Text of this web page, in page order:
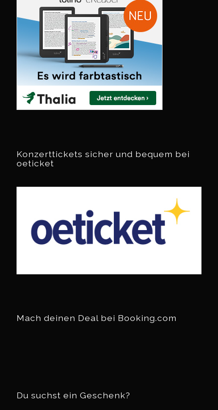
Konzerttickets sicher und bequem bei
oeticket
Mach deinen Deal bei Booking.com
Du suchst ein Geschenk?